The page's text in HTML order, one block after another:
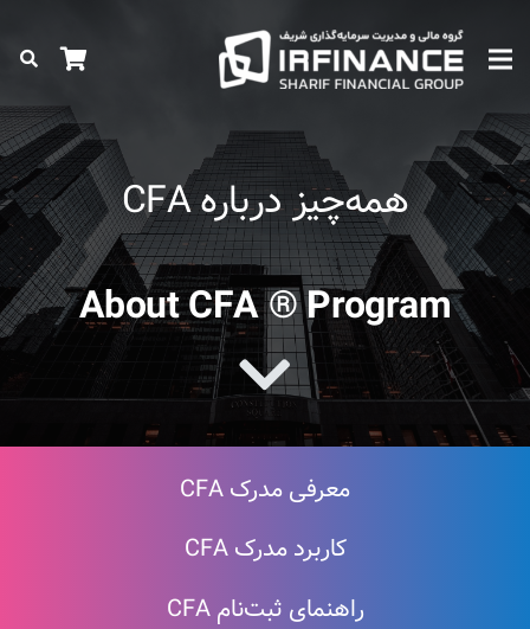
همه‌چیز درباره CFA
About CFA ® Program
معرفی مدرک CFA
کاربرد مدرک CFA
راهنمای ثبت‌نام CFA